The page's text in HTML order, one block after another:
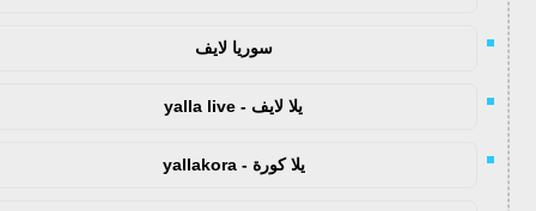
سوريا لايف
يلا لايف - yalla live
يلا كورة - yallakora